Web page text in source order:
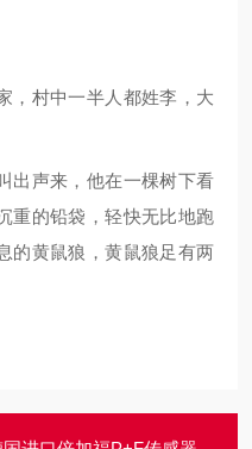
，村中一半人都姓李，大
出声来，他在一棵树下看
重的铅袋，轻快无比地跑
的黄鼠狼，黄鼠狼足有两